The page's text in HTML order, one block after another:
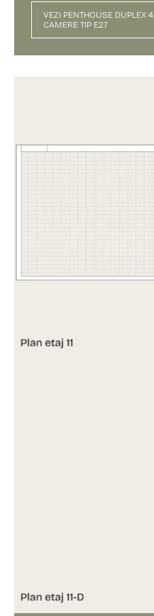
VEZI PENTHOUSE DUPLEX 4
CAMERE TIP E27